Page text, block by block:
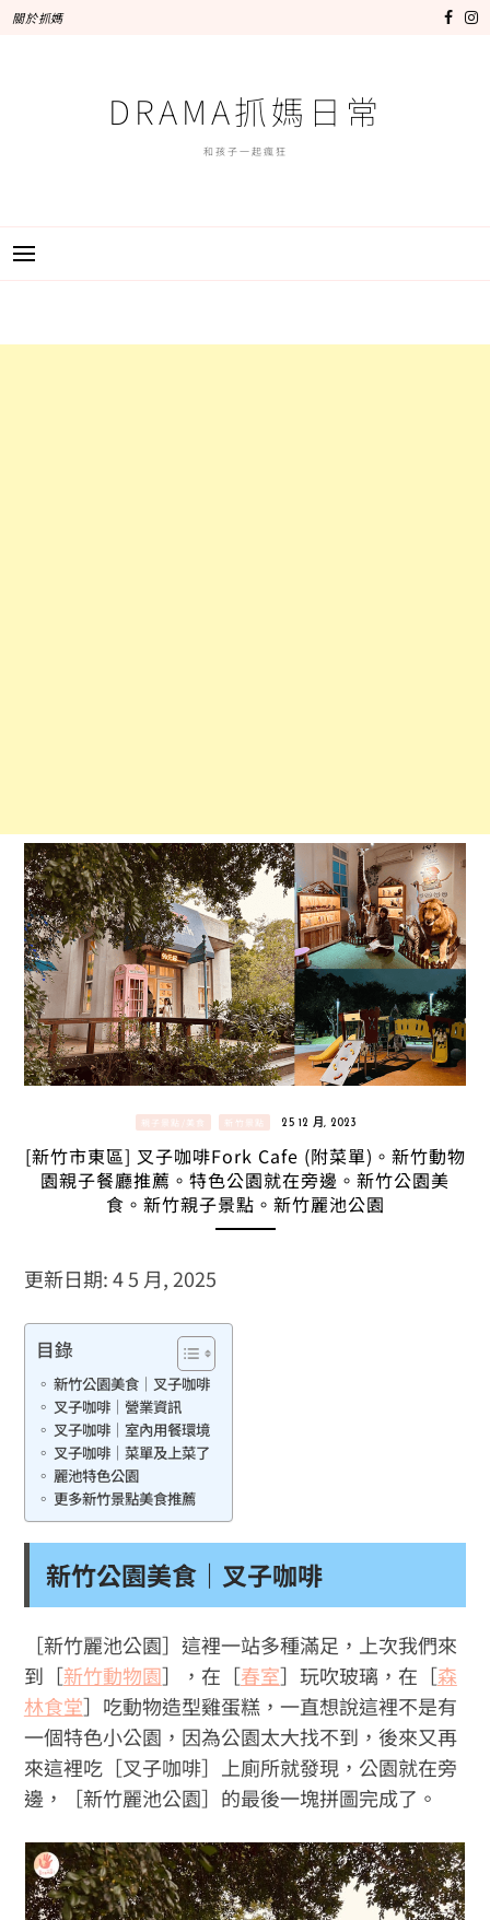
關於抓媽
DRAMA抓媽日常
和孩子一起瘋狂
親子景點/美食 新竹景點 25 12 月, 2023
[新竹市東區] 叉子咖啡Fork Cafe (附菜單)。新竹動物
園親子餐廳推薦。特色公園就在旁邊。新竹公園美
食。新竹親子景點。新竹麗池公園
更新日期: 4 5 月, 2025
目錄
新竹公園美食｜叉子咖啡
叉子咖啡｜營業資訊
叉子咖啡｜室內用餐環境
叉子咖啡｜菜單及上菜了
麗池特色公園
更多新竹景點美食推薦
新竹公園美食｜叉子咖啡
［新竹麗池公園］這裡一站多種滿足，上次我們來
到［新竹動物園］，在［春室］玩吹玻璃，在［森
林食堂］吃動物造型雞蛋糕，一直想說這裡不是有
一個特色小公園，因為公園太大找不到，後來又再
來這裡吃［叉子咖啡］上廁所就發現，公園就在旁
邊，［新竹麗池公園］的最後一塊拼圖完成了。